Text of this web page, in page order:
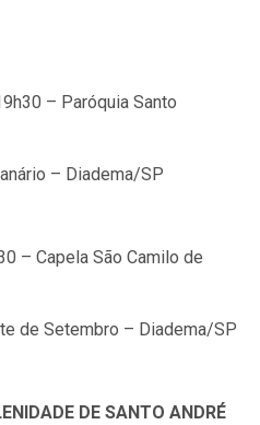
– Paróquia Santo
– Diadema/SP
– Capela São Camilo de
de Setembro – Diadema/SP
DE SANTO ANDRÉ